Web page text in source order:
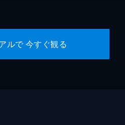
ルで 今すぐ観る